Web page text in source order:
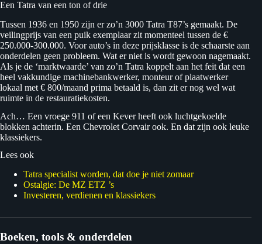
Een Tatra van een ton of drie
Tussen 1936 en 1950 zijn er zo’n 3000 Tatra T87’s gemaakt. De
veilingprijs van een puik exemplaar zit momenteel tussen de €
250.000-300.000. Voor auto’s in deze prijsklasse is de schaarste aan
onderdelen geen probleem. Wat er niet is wordt gewoon nagemaakt.
Als je de ‘marktwaarde’ van zo’n Tatra koppelt aan het feit dat een
heel vakkundige machinebankwerker, monteur of plaatwerker
lokaal met € 800/maand prima betaald is, dan zit er nog wel wat
ruimte in de restauratiekosten.
Ach… Een vroege 911 of een Kever heeft ook luchtgekoelde
blokken achterin. Een Chevrolet Corvair ook. En dat zijn ook leuke
klassiekers.
Lees ook
Tatra specialist worden, dat doe je niet zomaar
Ostalgie: De MZ ETZ ’s
Investeren, verdienen en klassiekers
Boeken, tools & onderdelen